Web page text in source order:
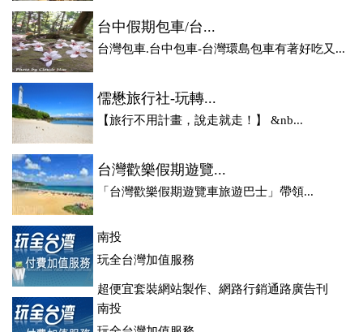
台中假期包車/台...
台灣包車.台中包車-台灣環島包車有著好吃又...
儒懋旅行社-玩轉...
【旅行不用計畫，說走就走！】 &nb...
台灣歡樂假期遊覽...
「台灣歡樂假期遊覽車旅遊巴士」帶領...
南投
玩全台灣加值服務
超便宜套裝網站製作、網路行銷通路廣告刊
登、訂房系統、客房委託旅行社銷售，全面優惠中....
南投